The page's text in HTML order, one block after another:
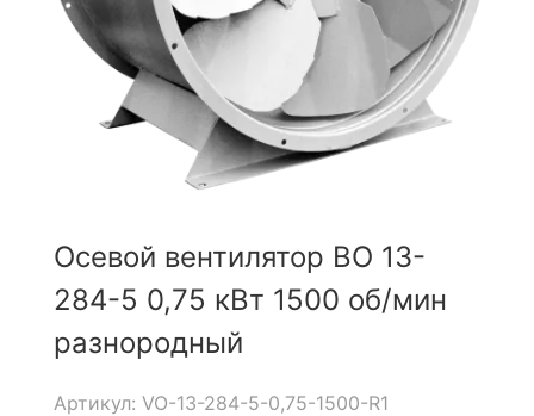
Осевой вентилятор ВО 13-
284-5 0,75 кВт 1500 об/мин
разнородный
Артикул: VO-13-284-5-0,75-1500-R1